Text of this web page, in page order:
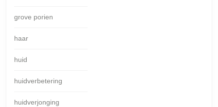
grove porien
haar
huid
huidverbetering
huidverjonging